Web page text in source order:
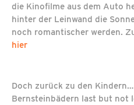
die Kinofilme aus dem Auto
hinter der Leinwand die
noch romantischer werden.
hier
Doch zurück zu den
Bernsteinbädern last but not